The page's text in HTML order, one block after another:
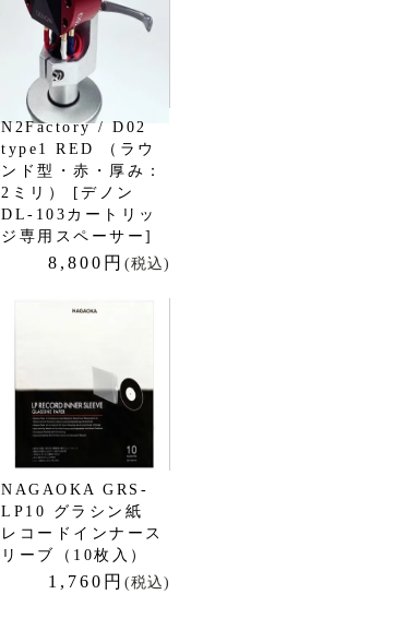
N2Factory / D02
type1 RED （ラウ
ンド型・赤・厚み：
2ミリ） [デノン
DL-103カートリッ
ジ専用スペーサー]
8,800円 (税込)
NAGAOKA GRS-
LP10 グラシン紙
レコードインナース
リーブ（10枚入）
1,760円 (税込)